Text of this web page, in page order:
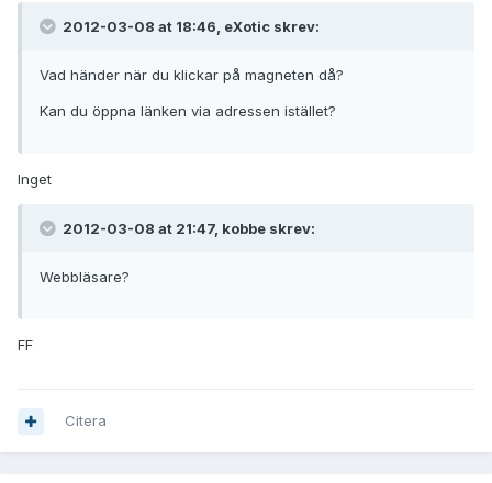
2012-03-08 at 18:46, eXotic skrev:
Vad händer när du klickar på magneten då?
Kan du öppna länken via adressen istället?
Inget
2012-03-08 at 21:47, kobbe skrev:
Webbläsare?
FF
Citera